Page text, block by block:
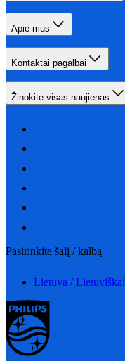
Apie mus
Kontaktai pagalbai
Žinokite visas naujienas
Pasirinkite šalį / kalbą
Lietuva / Lietuviškai